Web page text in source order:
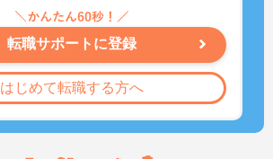
転職サポートに登録
はじめて転職する方へ